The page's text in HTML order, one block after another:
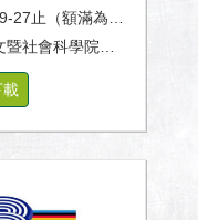
止（額滿為止）
及休閒運動健康系。